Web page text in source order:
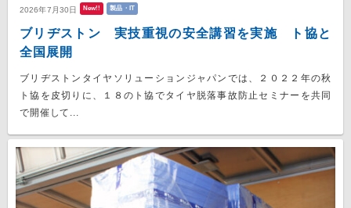
2026年7月30日 New!! 製品・IT
ブリヂストン 実技重視の安全講習を実施 ト協と
全国展開
ブリヂストンタイヤソリューションジャパンでは、２０２２年の秋
ト協を皮切りに、１８のト協でタイヤ脱落事故防止セミナーを共同
で開催して...